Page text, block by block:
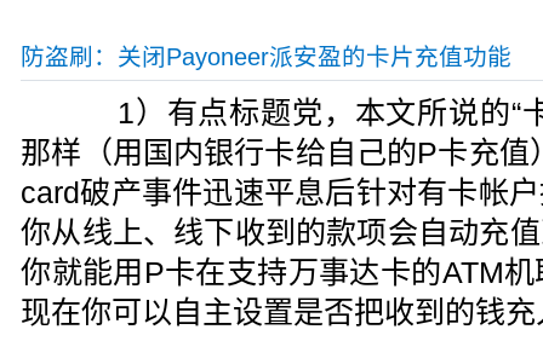
防盗刷：关闭Payoneer派安盈的卡片充值功能
1）有点标题党，本文所说的“
那样（用国内银行卡给自己的P卡充
card破产事件迅速平息后针对有卡帐
你从线上、线下收到的款项会自动充
你就能用P卡在支持万事达卡的ATM
现在你可以自主设置是否把收到的钱